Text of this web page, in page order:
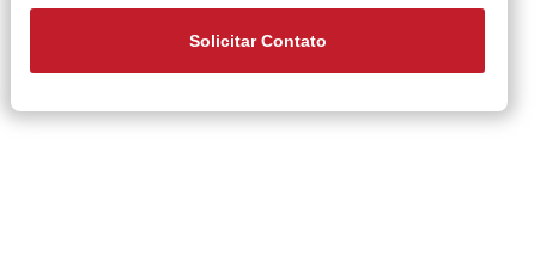
Solicitar Contato